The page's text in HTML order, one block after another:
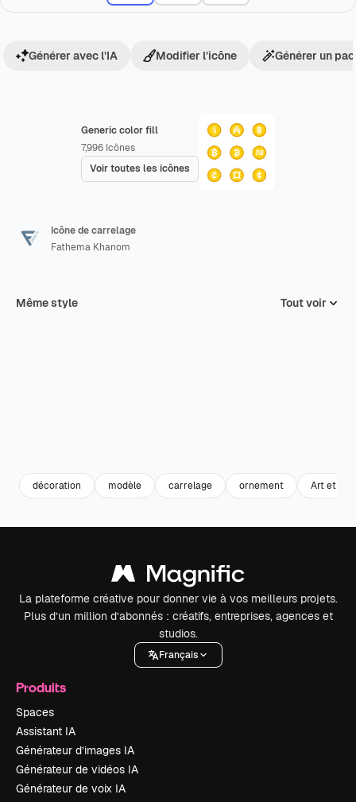
Generic color fill
7,996 Icônes
Voir toutes les icônes
Générer avec l’IA Modifier l’icône Générer un
Icône de carrelage
Fathema Khanom
Même style Tout voir
décoration modèle carrelage ornement Art et
La plateforme créative pour donner vie à vos meilleurs projets.
Plus d’un million d’abonnés : créatifs, entreprises, agences et
studios.
Français
Produits
Spaces
Assistant IA
Générateur d’images IA
Générateur de vidéos IA
Générateur de voix IA